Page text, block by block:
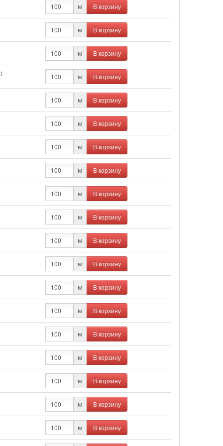
м В корзину
м В корзину
м В корзину
м В корзину
м В корзину
м В корзину
м В корзину
м В корзину
м В корзину
м В корзину
м В корзину
м В корзину
м В корзину
м В корзину
м В корзину
м В корзину
м В корзину
м В корзину
м В корзину